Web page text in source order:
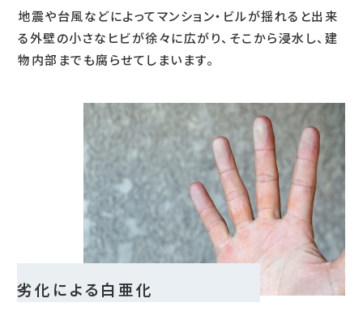
地震や台風などによってマンション・ビルが揺れると出来
る外壁の小さなヒビが徐々に広がり、そこから浸水し、建
物内部までも腐らせてしまいます。
劣化による白亜化